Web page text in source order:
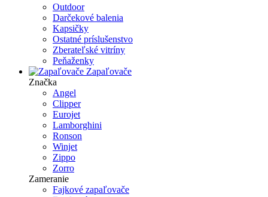
Outdoor
Darčekové balenia
Kapsičky
Ostatné príslušenstvo
Zberateľské vitríny
Peňaženky
Zapaľovače
Značka
Angel
Clipper
Eurojet
Lamborghini
Ronson
Winjet
Zippo
Zorro
Zameranie
Fajkové zapaľovače